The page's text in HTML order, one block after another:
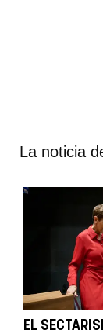
La noticia
EL